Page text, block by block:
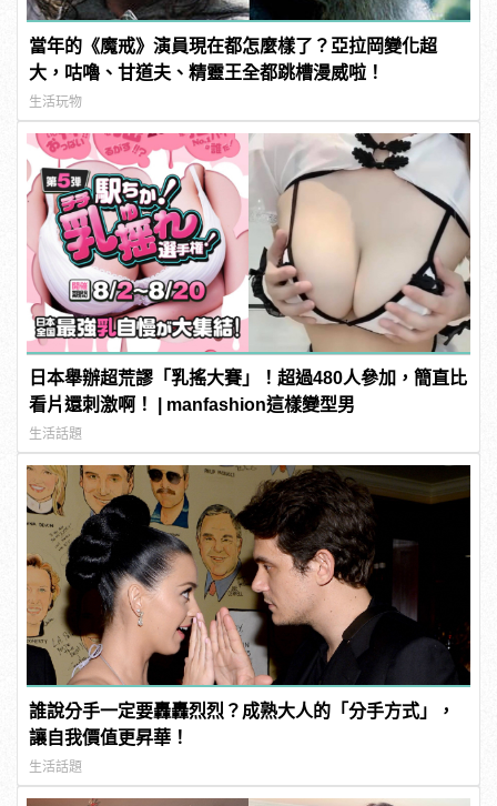
當年的《魔戒》演員現在都怎麼樣了？亞拉岡變化超
大，咕嚕、甘道夫、精靈王全都跳槽漫威啦！
生活玩物
日本舉辦超荒謬「乳搖大賽」！超過480人參加，簡直比
看片還刺激啊！ | manfashion這樣變型男
生活話題
誰說分手一定要轟轟烈烈？成熟大人的「分手方式」，
讓自我價值更昇華！
生活話題